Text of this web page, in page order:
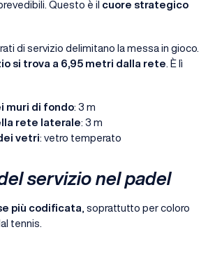
Questo è il cuore strategico
di servizio delimitano la messa in gioco.
si trova a 6,95 metri dalla rete . È lì
muri di fondo: 3 m
rete laterale: 3 m
vetri: vetro temperato
servizio nel padel
più codificata , soprattutto per coloro
tennis.